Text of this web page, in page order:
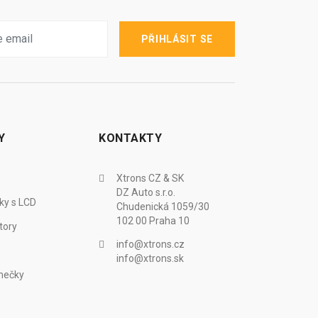
PŘIHLÁSIT SE
s LCD
KONTAKTY
Xtrons CZ & SK
DZ Auto s.r.o.
Chudenická 1059/30
102 00 Praha 10
info@xtrons.cz
info@xtrons.sk